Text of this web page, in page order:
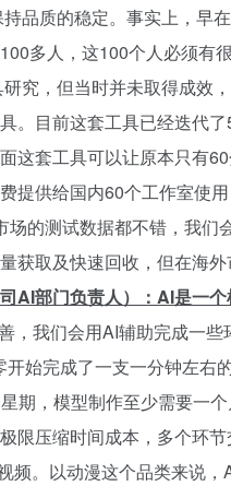
品质的稳定。事实上，早
多人，这100个人必须有
究，但当时并未取得成效
。目前这套工具已经迭代
这套工具可以让原本只有
供给国内60个工作室使用
的测试数据都不错，我们
取及快速回收，但在海外
AI部门负责人）：AI是一
，我们会用AI辅助完成一
始完成了一支一分钟左右
期，模型制作至少需要一
限压缩时间成本，多个环
。以动漫这个品类来说，